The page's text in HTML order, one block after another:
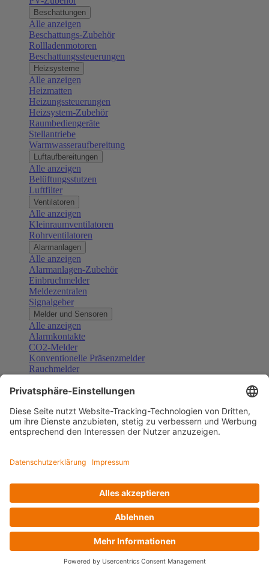
Beschattungen
Alle anzeigen
Beschattungs-Zubehör
Rollladenmotoren
Beschattungssteuerungen
Heizsysteme
Alle anzeigen
Heizmatten
Heizungssteuerungen
Heizsystem-Zubehör
Raumbediengeräte
Stellantriebe
Warmwasseraufbereitung
Luftaufbereitungen
Alle anzeigen
Belüftungsstutzen
Luftfilter
Ventilatoren
Alle anzeigen
Kleinraumventilatoren
Rohrventilatoren
Alarmanlagen
Alle anzeigen
Alarmanlagen-Zubehör
Einbruchmelder
Meldezentralen
Signalgeber
Melder und Sensoren
Alle anzeigen
Alarmkontakte
CO2-Melder
Konventionelle Präsenzmelder
Rauchmelder
Gefahrenmelder
Türsprechanlagen
Alle anzeigen
Außenstationen
Klingeltaster und Gongs
Sprechanlagen-Sets
Zubehör Türkommunikation
Videoüberwachung
Zubehör Videoüberwachung
Alle anzeigen